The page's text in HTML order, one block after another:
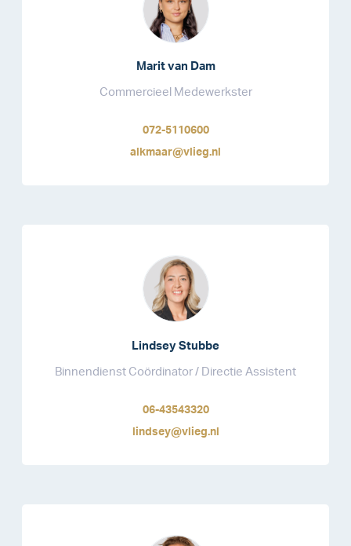
Marit van Dam
Commercieel Medewerkster
072-5110600
alkmaar@vlieg.nl
Lindsey Stubbe
Binnendienst Coördinator / Directie Assistent
06-43543320
lindsey@vlieg.nl